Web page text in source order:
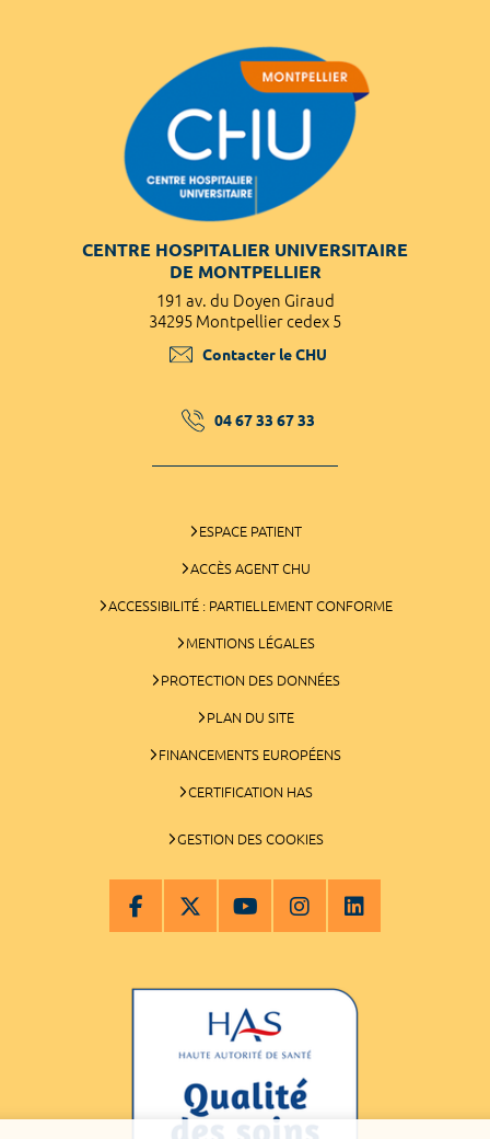
CENTRE HOSPITALIER UNIVERSITAIRE
DE MONTPELLIER
191 av. du Doyen Giraud
34295 Montpellier cedex 5
Contacter le CHU
04 67 33 67 33
ESPACE PATIENT
ACCÈS AGENT CHU
ACCESSIBILITÉ : PARTIELLEMENT CONFORME
MENTIONS LÉGALES
PROTECTION DES DONNÉES
PLAN DU SITE
FINANCEMENTS EUROPÉENS
CERTIFICATION HAS
GESTION DES COOKIES